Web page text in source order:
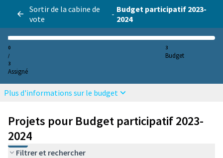
Sortir de la cabine de
vote
- Budget participatif 2023-
2024
0
/
3
Assigné
3
Budget
Plus d'informations sur le budget
Projets pour Budget participatif 2023-
2024
Filtrer et rechercher